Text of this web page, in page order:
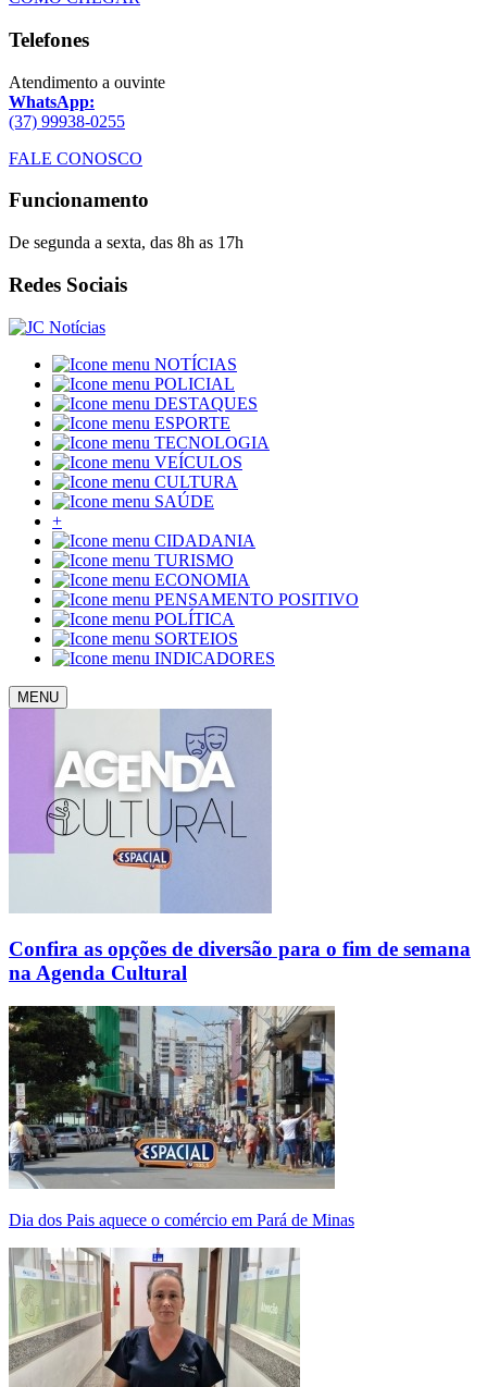
Telefones
Atendimento a ouvinte
WhatsApp:
(37) 99938-0255
FALE CONOSCO
Funcionamento
De segunda a sexta, das 8h as 17h
Redes Sociais
NOTÍCIAS
POLICIAL
DESTAQUES
ESPORTE
TECNOLOGIA
VEÍCULOS
CULTURA
SAÚDE
+
CIDADANIA
TURISMO
ECONOMIA
PENSAMENTO POSITIVO
POLÍTICA
SORTEIOS
INDICADORES
MENU
Confira as opções de diversão para o fim de semana
na Agenda Cultural
Dia dos Pais aquece o comércio em Pará de Minas